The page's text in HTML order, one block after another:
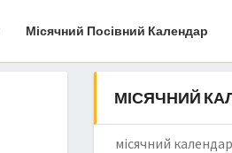
Місячний Посівний Календар
МІСЯЧНИЙ
місячний